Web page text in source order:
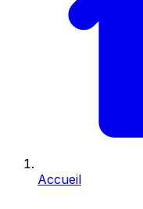
Accueil